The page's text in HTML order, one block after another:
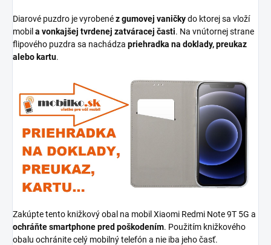
Diarové puzdro je vyrobenéz gumovej vaničkydo ktorej sa vloží
mobil a vonkajšej tvrdenej zatváracej časti. Na vnútornej strane
flipového puzdra sa nachádza priehradka na doklady, preukaz
alebo kartu.
Zakúpte tento knižkový obal na mobil Xiaomi Redmi Note 9T 5G a
ochráňte smartphone pred poškodením. Použitím knižkového
obalu ochránite celý mobilný telefón a nie iba jeho časť.